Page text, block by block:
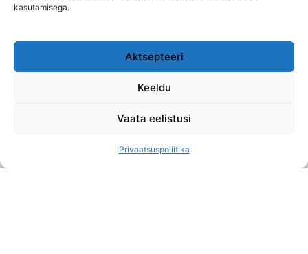
kasutamisega.
Aktsepteeri
Keeldu
Vaata eelistusi
Privaatsuspoliitika
E-poe kontor on kokkuleppel avatud vahemikus E-K 10:00-